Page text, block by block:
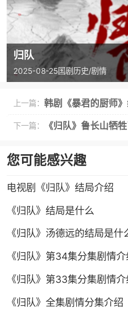
归队
2025-08-25国剧 历史/剧情
上一篇： 韩剧《暴君的厨师
下一篇： 《归队》鲁长山牺
您可能感兴趣
电视剧《归队》结局介绍
《归队》结局是什么
《归队》汤德远的结局是什
《归队》第34集分集剧情介
《归队》第33集分集剧情介
《归队》全集剧情分集介绍